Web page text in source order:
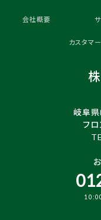
会社概要
カスタマ
岐阜
フ